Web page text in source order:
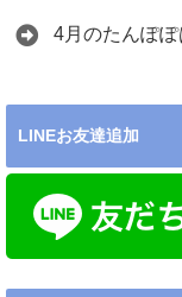
4月のたんぽ
LINEお友達追加